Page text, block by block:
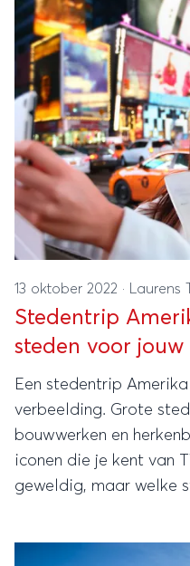
Venetië, maar er zijn
ontdekken. Bekijk onze
13 oktober 2022 · Laurens
Stedentrip
steden voor
Een stedentrip
verbeelding. Grote
bouwwerken en
iconen die je kent van
geweldig, maar welke